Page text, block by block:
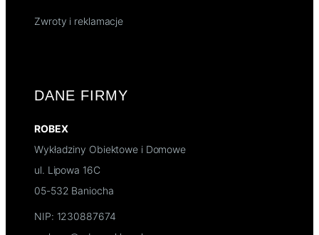
Zwroty i reklamacje
DANE FIRMY
ROBEX
Wykładziny Obiektowe i Domowe
ul. Lipowa 16C
05-532 Baniocha
NIP: 1230887674